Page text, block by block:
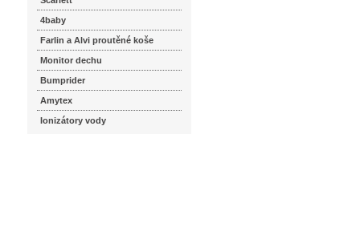
4baby
Farlin a Alvi proutěné koše
Monitor dechu
Bumprider
Amytex
Ionizátory vody